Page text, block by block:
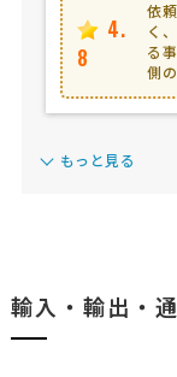
4.
8
依
く
る
側
もっと見る
輸入・輸出・